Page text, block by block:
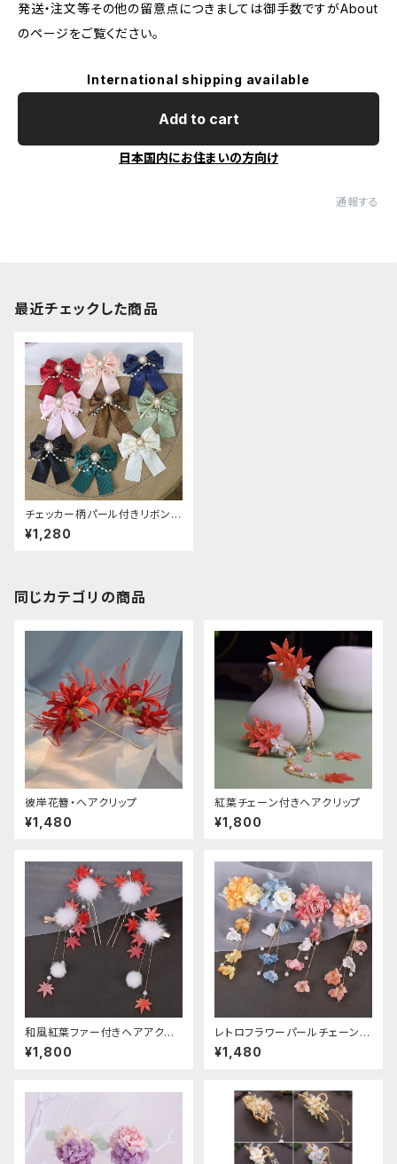
発送・注文等その他の留意点につきましては御手数ですがAbout
のページをご覧ください。
International shipping available
Add to cart
日本国内にお住まいの方向け
通報する
最近チェックした商品
チェッカー柄パール付きリボンヘ
アクリップ
¥1,280
同じカテゴリの商品
彼岸花簪・ヘアクリップ
¥1,480
紅葉チェーン付きヘアクリップ
¥1,800
和風紅葉ファー付きヘアアクセ
サリー
¥1,800
レトロフラワーパールチェーンヘ
アクリップ
¥1,480